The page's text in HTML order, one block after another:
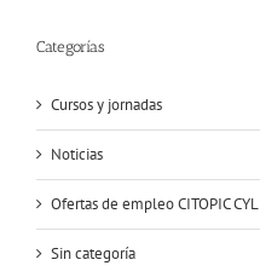
Categorías
Cursos y jornadas
Noticias
Ofertas de empleo CITOPIC CYL
Sin categoría